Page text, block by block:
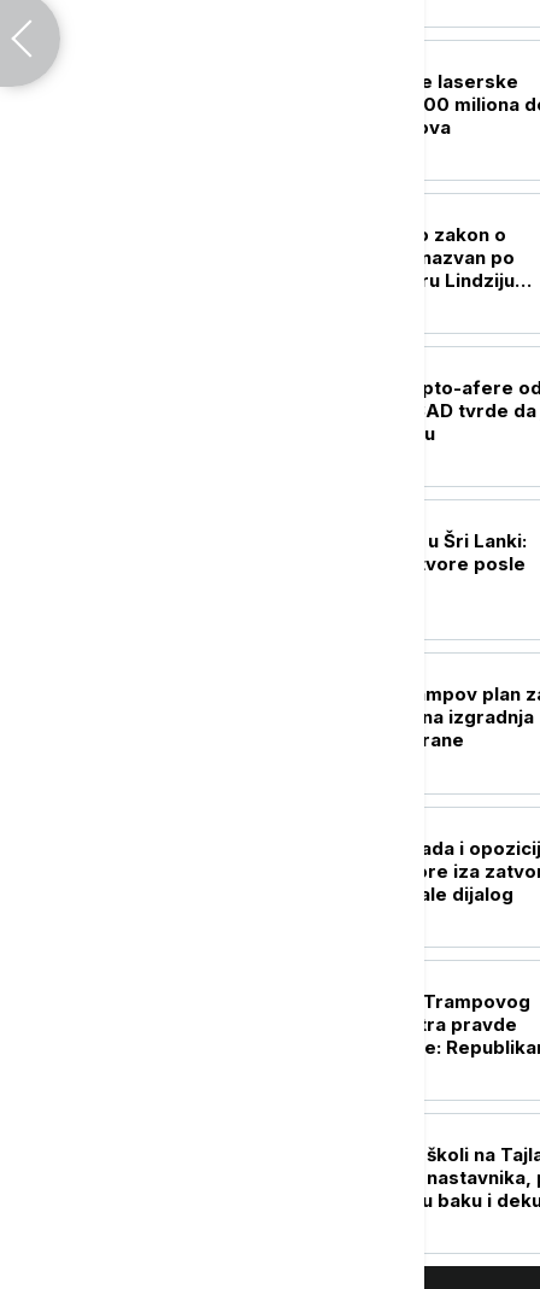
Vojska SAD kupuje laserske
sisteme vredne 400 miliona
za obaranje dronova
Senat SAD usvojio zakon o
sankcijama Rusiji nazvan po
pokojnom senatoru Lindziju
Dubai u centru kripto-afere
milijarde dolara: SAD tvrde da
novac išao ka Iranu
Buna iza rešetaka u Šri Lanki:
Vojska upala u zatvore posle
Sud zaustavio Trampov plan
Belu kuću: Blokirana izgradnja
velike balske dvorane
Venecuelanska vlada i
započele razgovore iza
vrata, SAD podržale dijalog
Potvrda u Senatu Trampovog
kandidat za ministra pravde
dovedena u pitanje:
Detalji pucnjave u školi na
Napadač ubio pet nastavnika,
toga usmrtio svoju baku i